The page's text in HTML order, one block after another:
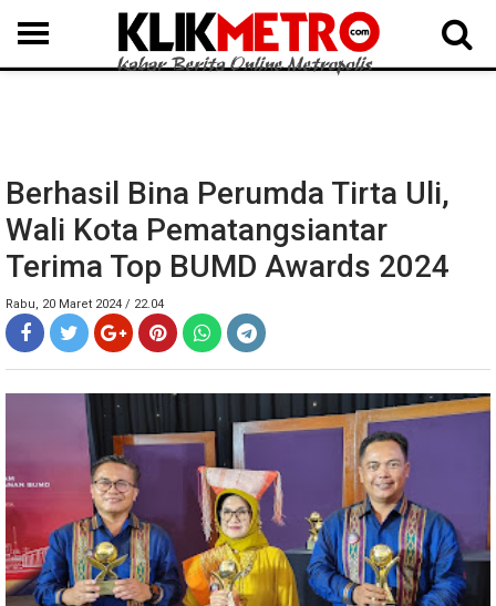
MEDAN LANGKAT DAIRI SAMOSIR TAPUT BATUBARA DELISERDANG
Berhasil Bina Perumda Tirta Uli,
Wali Kota Pematangsiantar
Terima Top BUMD Awards 2024
Rabu, 20 Maret 2024 / 22.04